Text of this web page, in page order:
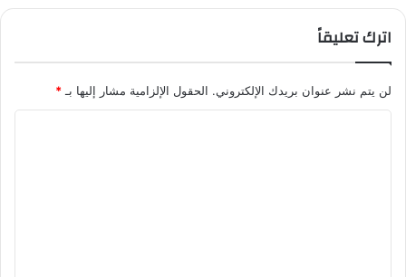
اترك تعليقاً
لن يتم نشر عنوان بريدك الإلكتروني. الحقول الإلزامية مشار إليها بـ *